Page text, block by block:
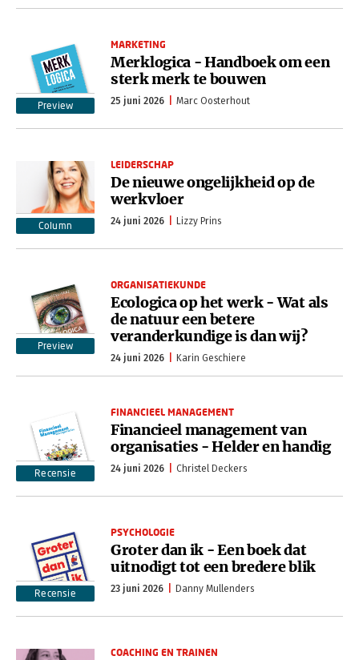
Preview
MARKETING
Merklogica - Handboek om een
sterk merk te bouwen
25 juni 2026 Marc Oosterhout
Column
LEIDERSCHAP
De nieuwe ongelijkheid op de
werkvloer
24 juni 2026 Lizzy Prins
Preview
ORGANISATIEKUNDE
Ecologica op het werk - Wat als
de natuur een betere
veranderkundige is dan wij?
24 juni 2026 Karin Geschiere
Recensie
FINANCIEEL MANAGEMENT
Financieel management van
organisaties - Helder en handig
24 juni 2026 Christel Deckers
Recensie
PSYCHOLOGIE
Groter dan ik - Een boek dat
uitnodigt tot een bredere blik
23 juni 2026 Danny Mullenders
COACHING EN TRAINEN